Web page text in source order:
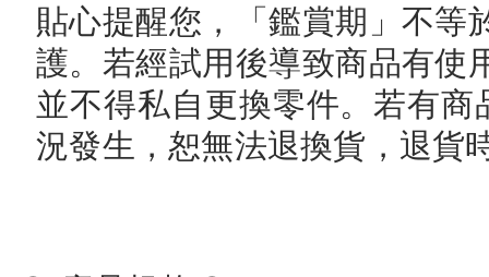
貼心提醒您，「鑑賞期」不等
護。若經試用後導致商品有使
並不得私自更換零件。若有
況發生，恕無法退換貨，退貨